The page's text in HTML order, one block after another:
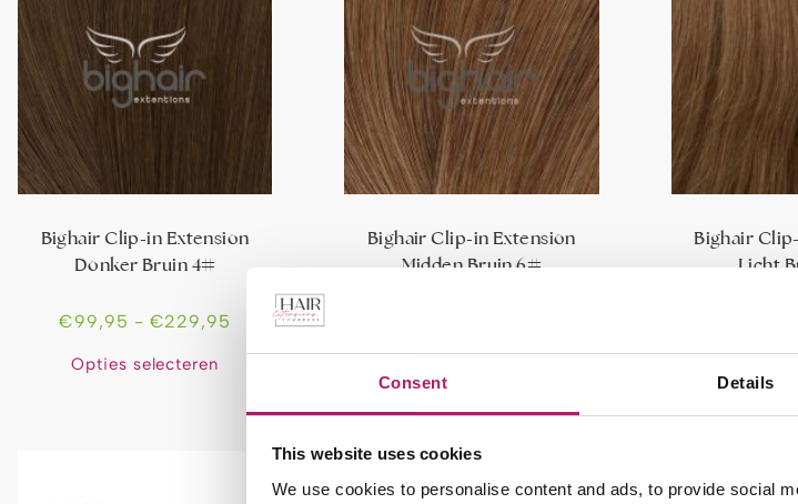
Consent Details
This website uses cookies
We use cookies to personalise content and ads, to provide social
Bighair Clip-in Extension
Donker Bruin 4#
€99,95 - €229,95
Opties selecteren
Bighair Clip-in Extension
Midden Bruin 6#
Bighair
Licht